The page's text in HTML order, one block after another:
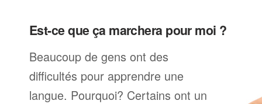
Est-ce que ça marchera pour moi ?
Beaucoup de gens ont des
difficultés pour apprendre une
langue. Pourquoi? Certains ont un